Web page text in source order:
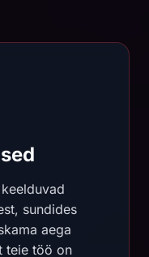
sundides
aega
teie töö on